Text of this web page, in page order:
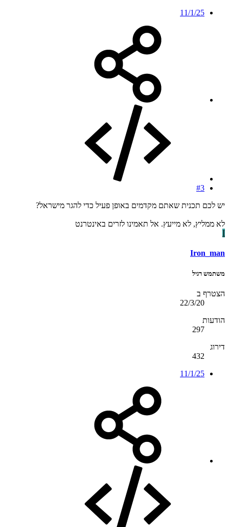
11/1/25
#3
יש לכם תכנית שאתם מקדמים באופן פעיל כדי להגר מישראל?
לא ממליץ, לא מייעץ. אל תאמינו לזרים באינטרנט
I
Iron_man
משתמש רגיל
הצטרף ב
22/3/20
הודעות
297
דירוג
432
11/1/25